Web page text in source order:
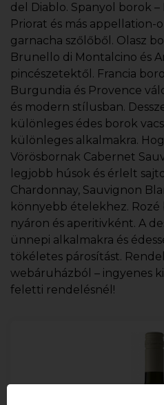
del Diablo. Spanyol borok –
Priorat és más appellation-
garnacha szőlőből. Olasz
Brunello di Montalcino és
pincészetektől. Francia
Burgundia és Provence
és modern stílusban.
különleges édes borok
különleges alkalmakra.
Vörösbornak Cabernet
legjobb húsok és érlelt
Chardonnay, Sauvignon
könnyebb ételekhez. Rozé
nyáron és aperitivként. A
ünnepi alkalmakra és
tökéletes párosítást.
webáruházból – ingyenes
feletti rendelésnél!